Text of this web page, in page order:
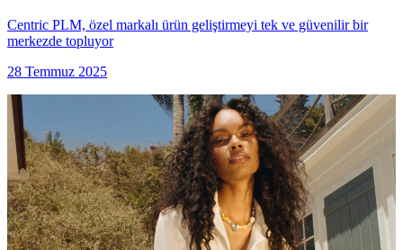
Centric PLM, özel markalı ürün geliştirmeyi tek ve güvenilir bir
merkezde topluyor
28 Temmuz 2025